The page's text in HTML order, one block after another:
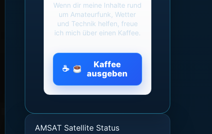
Wenn dir meine Inhalte rund
um Amateurfunk, Wetter
und Technik helfen, freue
ich mich über einen Kaffee.
Kaffee
ausgeben
AMSAT Satellite Status